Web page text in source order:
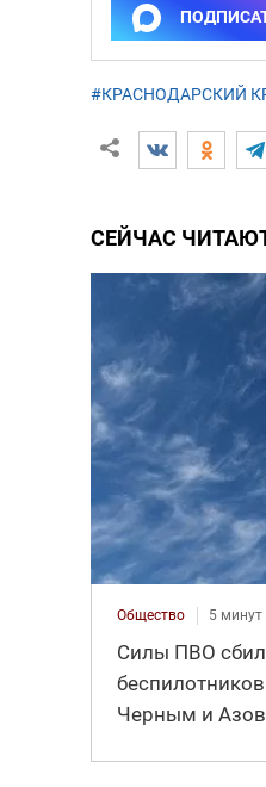
#КРАСНОДАРСКИЙ
СЕЙЧАС
Общество 5 минут
Силы ПВО
Черным и